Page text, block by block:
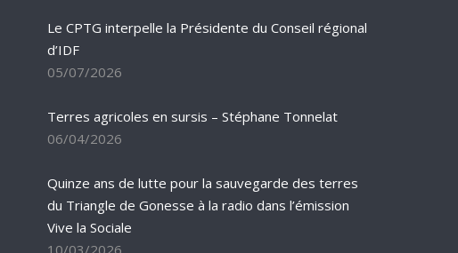
Le CPTG interpelle la Présidente du Conseil régional
d’IDF
05/07/2026
Terres agricoles en sursis – Stéphane Tonnelat
06/04/2026
Quinze ans de lutte pour la sauvegarde des terres
du Triangle de Gonesse à la radio dans l’émission
Vive la Sociale
10/03/2026